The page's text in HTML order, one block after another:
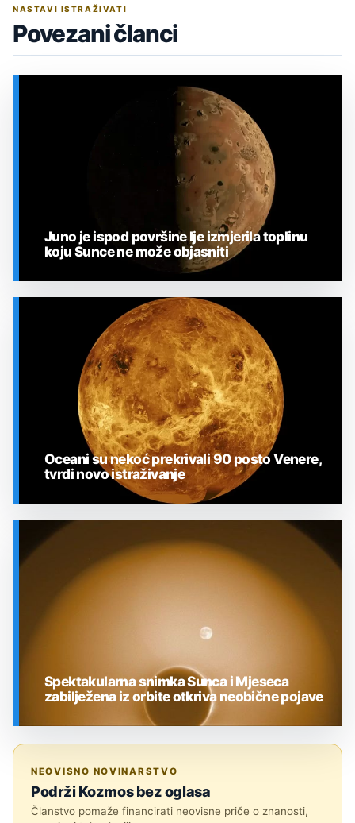
NASTAVI ISTRAŽIVATI
Povezani članci
Juno je ispod površine Ije izmjerila toplinu
koju Sunce ne može objasniti
Oceani su nekoć prekrivali 90 posto Venere,
tvrdi novo istraživanje
Spektakularna snimka Sunca i Mjeseca
zabilježena iz orbite otkriva neobične pojave
NEOVISNO NOVINARSTVO
Podrži Kozmos bez oglasa
Članstvo pomaže financirati neovisne priče o znanosti,